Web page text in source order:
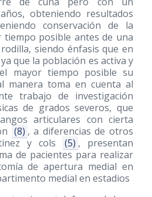
obteniendo resultados
conservación de la
tiempo posible antes de una
siendo énfasis que en
que la población es activa y
mayor tiempo posible su
manera toma en cuenta al
trabajo de investigación
de grados severos, que
articulares con cierta
(8) , a diferencias de otros
y cols
(5) , presentan
de pacientes para realizar
de apertura medial en
medial en estadios